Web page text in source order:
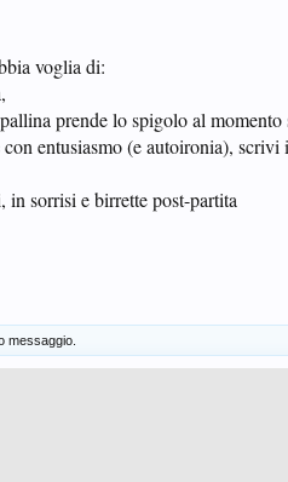
voglia di:
prende lo spigolo al
entusiasmo (e autoironia), scrivi
in sorrisi e birrette post-partita
messaggio.